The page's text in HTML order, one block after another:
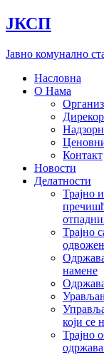
Скочите
на
ЈКСП
Јавно комунално
Насловна
О Нама
Дирекор
Контакт
Новости
Делатности
Трајно
Трајно
намене
који се
Трајно